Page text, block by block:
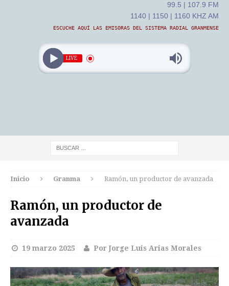
99.5 | 107.9 FM
1140 | 1150 | 1160 KHZ AM
ESCUCHE AQUÍ LAS EMISORAS DEL SISTEMA RADIAL GRANMENSE
LIVE
Inicio Granma Ramón, un productor de avanzada
Ramón, un productor de
avanzada
19 marzo 2025 Por Jorge Luis Arias Morales